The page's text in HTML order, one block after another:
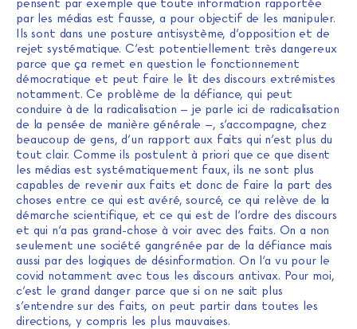
pensent par exemple que toute information rapportée
par les médias est fausse, a pour objectif de les manipuler.
Ils sont dans une posture antisystème, d’opposition et de
rejet systématique. C’est potentiellement très dangereux
parce que ça remet en question le fonctionnement
démocratique et peut faire le lit des discours extrémistes
notamment. Ce problème de la défiance, qui peut
conduire à de la radicalisation – je parle ici de radicalisation
de la pensée de manière générale –, s’accompagne, chez
beaucoup de gens, d’un rapport aux faits qui n’est plus du
tout clair. Comme ils postulent à priori que ce que disent
les médias est systématiquement faux, ils ne sont plus
capables de revenir aux faits et donc de faire la part des
choses entre ce qui est avéré, sourcé, ce qui relève de la
démarche scientifique, et ce qui est de l’ordre des discours
et qui n’a pas grand-chose à voir avec des faits. On a non
seulement une société gangrénée par de la défiance mais
aussi par des logiques de désinformation. On l’a vu pour le
covid notamment avec tous les discours antivax. Pour moi,
c’est le grand danger parce que si on ne sait plus
s’entendre sur des faits, on peut partir dans toutes les
directions, y compris les plus mauvaises.